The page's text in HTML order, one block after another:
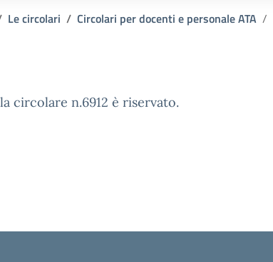
Le circolari Circolari per docenti e personale ATA
circolare n.6912 è riservato.